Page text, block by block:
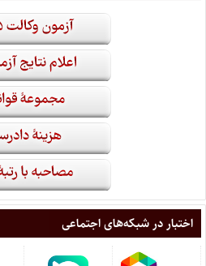
اختبار در شبکه‌های اجتماعی